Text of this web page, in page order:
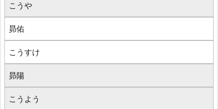
こうや
昴佑
こうすけ
昴陽
こうよう